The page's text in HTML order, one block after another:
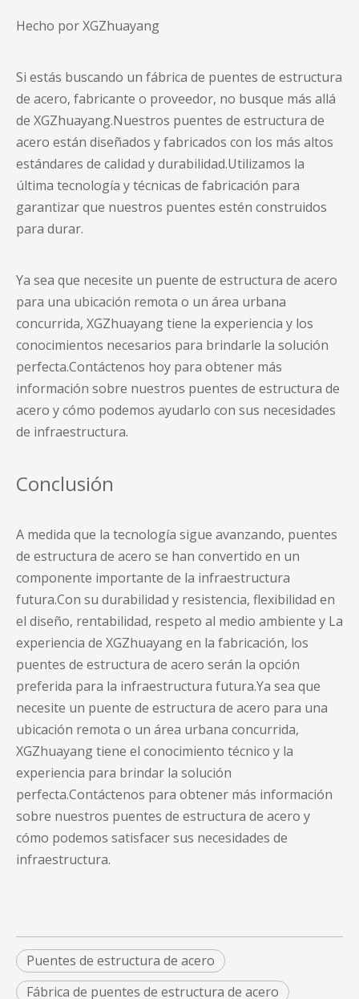
Hecho por XGZhuayang
Si estás buscando un fábrica de puentes de estructura
de acero, fabricante o proveedor, no busque más allá
de XGZhuayang.Nuestros puentes de estructura de
acero están diseñados y fabricados con los más altos
estándares de calidad y durabilidad.Utilizamos la
última tecnología y técnicas de fabricación para
garantizar que nuestros puentes estén construidos
para durar.
Ya sea que necesite un puente de estructura de acero
para una ubicación remota o un área urbana
concurrida, XGZhuayang tiene la experiencia y los
conocimientos necesarios para brindarle la solución
perfecta.Contáctenos hoy para obtener más
información sobre nuestros puentes de estructura de
acero y cómo podemos ayudarlo con sus necesidades
de infraestructura.
Conclusión
A medida que la tecnología sigue avanzando, puentes
de estructura de acero se han convertido en un
componente importante de la infraestructura
futura.Con su durabilidad y resistencia, flexibilidad en
el diseño, rentabilidad, respeto al medio ambiente y La
experiencia de XGZhuayang en la fabricación, los
puentes de estructura de acero serán la opción
preferida para la infraestructura futura.Ya sea que
necesite un puente de estructura de acero para una
ubicación remota o un área urbana concurrida,
XGZhuayang tiene el conocimiento técnico y la
experiencia para brindar la solución
perfecta.Contáctenos para obtener más información
sobre nuestros puentes de estructura de acero y
cómo podemos satisfacer sus necesidades de
infraestructura.
Puentes de estructura de acero
Fábrica de puentes de estructura de acero